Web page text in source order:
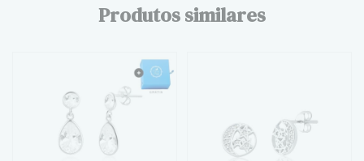
Produtos similares